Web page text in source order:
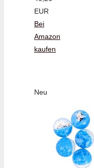
EUR
Bei
Amazon
kaufen
Neu